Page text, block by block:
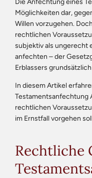
Möglichkeiten dar,
Willen vorzugehen.
rechtlichen
subjektiv als ungerecht
anfechten – der
Erblassers
In diesem Artikel
Testamentsanfechtung
rechtlichen
im Ernstfall vorgehen
Rechtliche